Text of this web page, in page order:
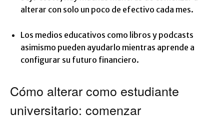
alterar con solo un poco de efectivo cada mes.
Los medios educativos como libros y podcasts
asimismo pueden ayudarlo mientras aprende a
configurar su futuro financiero.
Cómo alterar como estudiante
universitario: comenzar